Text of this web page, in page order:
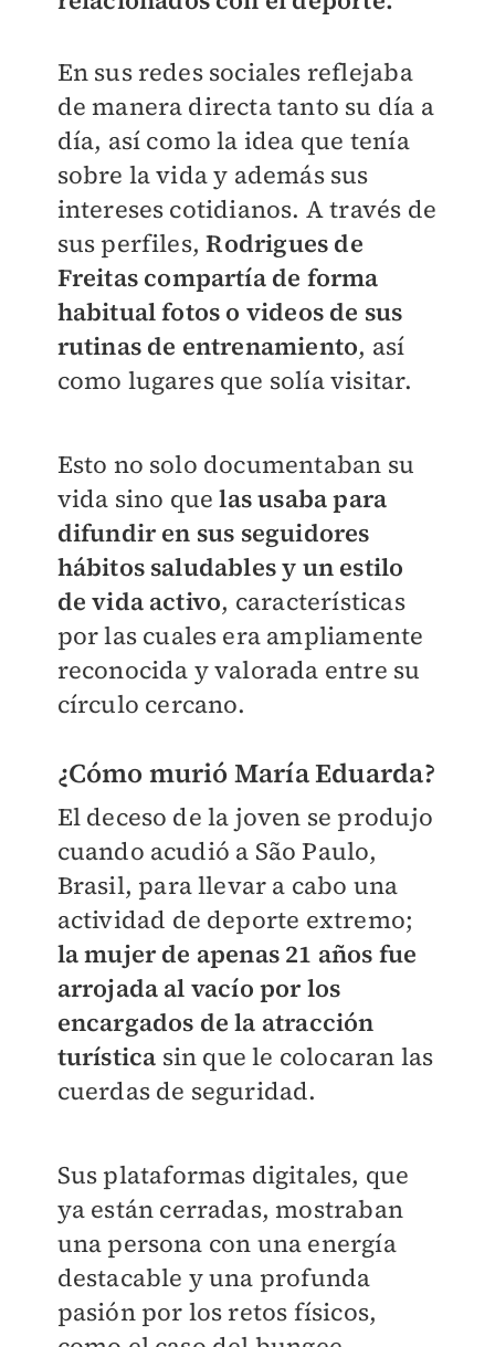
En sus redes sociales reflejaba
de manera directa tanto su día a
día, así como la idea que tenía
sobre la vida y además sus
intereses cotidianos. A través de
sus perfiles,Rodrigues de
Freitas compartía de forma
habitual fotos o videos de sus
rutinas de entrenamiento, así
como lugares que solía visitar.
Esto no solo documentaban su
vida sino quelas usaba para
difundir en sus seguidores
hábitos saludables y un estilo
de vida activo, características
por las cuales era ampliamente
reconocida y valorada entre su
círculo cercano.
¿Cómo murió María Eduarda?
El deceso de la joven se produjo
cuando acudió a São Paulo,
Brasil, para llevar a cabo una
actividad de deporte extremo;
la mujer de apenas 21 años fue
arrojada al vacío por los
encargados de la atracción
turística sin que le colocaran las
cuerdas de seguridad.
Sus plataformas digitales, que
ya están cerradas, mostraban
una persona con una energía
destacable y una profunda
pasión por los retos físicos,